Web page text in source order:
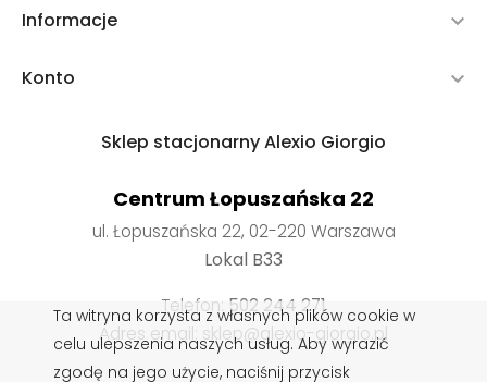
Informacje 
Konto 
Sklep stacjonarny Alexio Giorgio
Centrum Łopuszańska 22
ul. Łopuszańska 22, 02-220 Warszawa
Lokal B33
Telefon: 502 244 271
Adres email: sklep@alexio-giorgio.pl
Ta witryna korzysta z własnych plików cookie w
celu ulepszenia naszych usług. Aby wyrazić
zgodę na jego użycie, naciśnij przycisk